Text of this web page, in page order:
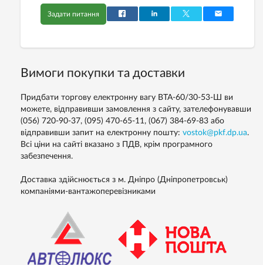
Задати питання
Вимоги покупки та доставки
Придбати торгову електронну вагу ВТА-60/30-53-Ш ви
можете, відправивши замовлення з сайту, зателефонувавши
(056) 720-90-37, (095) 470-65-11, (067) 384-69-83 або
відправивши запит на електронну пошту: vostok@pkf.dp.ua.
Всі ціни на сайті вказано з ПДВ, крім програмного
забезпечення.
Доставка здійснюється з м. Дніпро (Дніпропетровськ)
компаніями-вантажоперевізниками